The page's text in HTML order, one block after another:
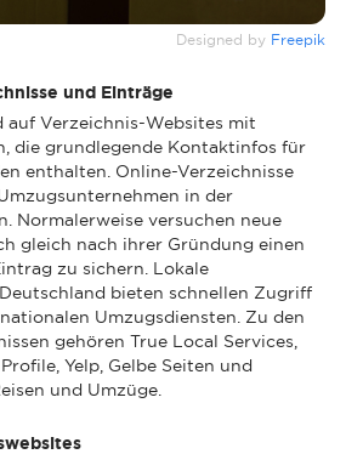
Designed by Freepik
und Einträge
auf Verzeichnis-Websites mit
die grundlegende Kontaktinfos für
enthalten. Online-Verzeichnisse
in der
Normalerweise versuchen neue
gleich nach ihrer Gründung einen
zu sichern. Lokale
bieten schnellen Zugriff
Umzugsdiensten. Zu den
gehören True Local Services,
Yelp, Gelbe Seiten und
und Umzüge.